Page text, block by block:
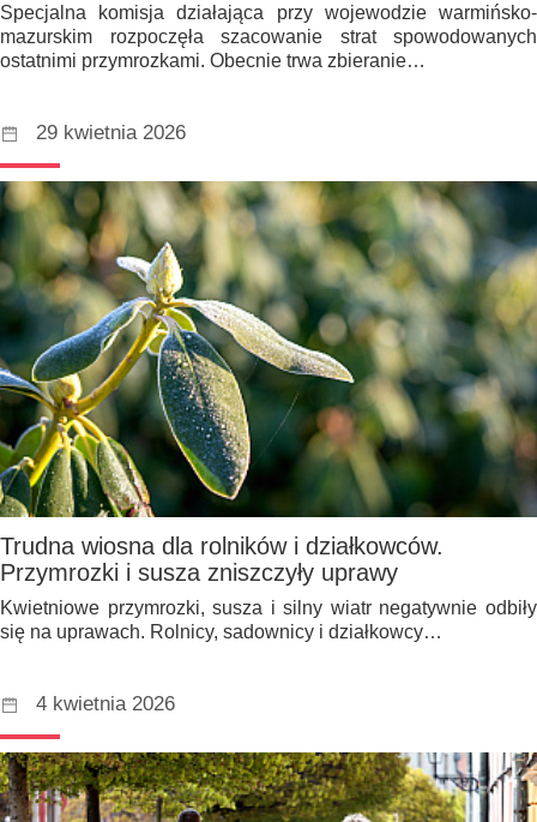
Specjalna komisja działająca przy wojewodzie warmińsko-
mazurskim rozpoczęła szacowanie strat spowodowanych
ostatnimi przymrozkami. Obecnie trwa zbieranie…
29 kwietnia 2026
Trudna wiosna dla rolników i działkowców.
Przymrozki i susza zniszczyły uprawy
Kwietniowe przymrozki, susza i silny wiatr negatywnie odbiły
się na uprawach. Rolnicy, sadownicy i działkowcy…
4 kwietnia 2026